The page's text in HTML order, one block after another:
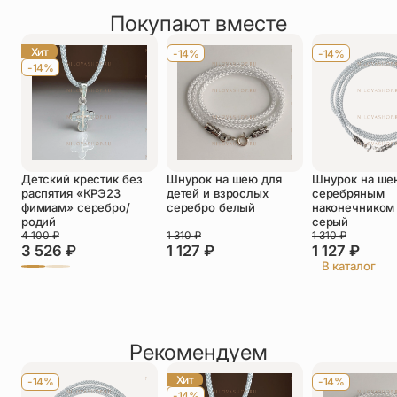
Оставить отзыв
Телефон*
Отзыв*
Прикрепить фото
Покупают вместе
Хит
-14%
Детский крестик без
распятия «КРЭ23
фимиам» серебро/
родий
3 526 ₽
4 100₽
-14%
Шнурок на шею для
детей и взрослых
серебро белый
1 127 ₽
1 310₽
-14%
Шнурок на
серебряным
серый
1 127 ₽
1 310₽
В каталог
Рекомендуем
-14%
Хит
-14%